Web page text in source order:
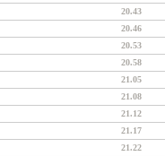
20.43
20.46
20.53
20.58
21.05
21.08
21.12
21.17
21.22